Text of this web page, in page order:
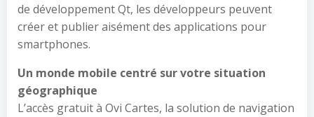
de développement Qt, les développeurs peuvent
créer et publier aisément des applications pour
smartphones.
Un monde mobile centré sur votre situation
géographique
L’accès gratuit à Ovi Cartes, la solution de navigation